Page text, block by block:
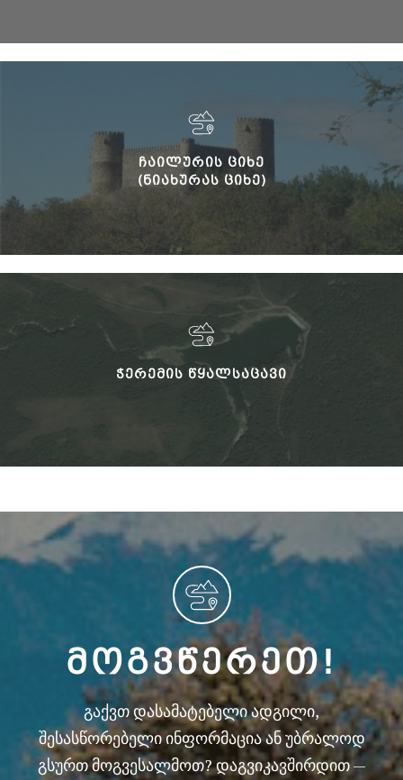
ᲩᲐᲘᲚᲣᲠᲘᲡ ᲪᲘᲮᲔ
(ᲜᲘᲐᲮᲣᲠᲐᲡ ᲪᲘᲮᲔ)
ᲭᲔᲠᲔᲛᲘᲡ ᲬᲧᲐᲚᲡᲐᲪᲐᲕᲘ
ᲛᲝᲒᲕᲬᲔᲠᲔᲗ!
გაქვთ დასამატებელი ადგილი,
შესასწორებელი ინფორმაცია ან უბრალოდ
გსურთ მოგვესალმოთ? დაგვიკავშირდით —